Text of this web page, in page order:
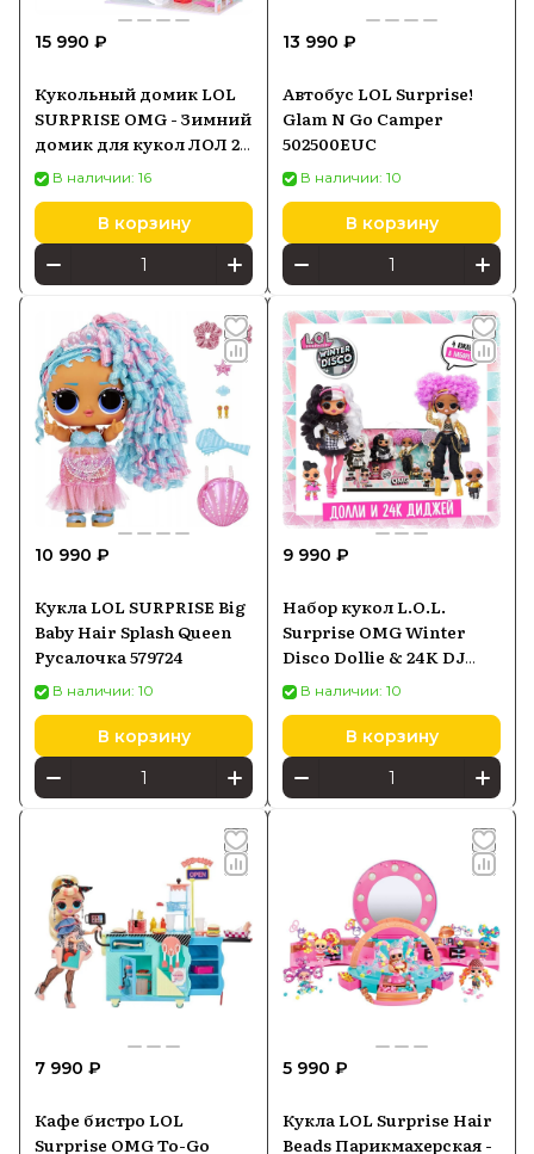
Store с официальной гарантией и
быстрой доставкой по России.
15 990 ₽
Кукольный домик LOL
SURPRISE OMG - Зимний
домик для кукол ЛОЛ 2
этажа + 45 аксессуаров
120001
В наличии: 16
В корзину
13 990 ₽
Автобус LOL Surprise!
Glam N Go Camper
502500EUC
В наличии: 10
В корзину
10 990 ₽
Кукла LOL SURPRISE Big
Baby Hair Splash Queen
Русалочка 579724
В наличии: 10
В корзину
9 990 ₽
Набор кукол L.O.L.
Surprise OMG Winter
Disco Dollie & 24K DJ
426165В наличии: 10
В корзину
7 990 ₽
Кафе бистро LOL
Surprise OMG To-Go
5 990 ₽
Кукла LOL Surprise Hair
Beads Парикмахерская -